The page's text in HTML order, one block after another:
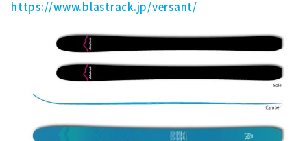
https://www.blastrack.jp/versant/